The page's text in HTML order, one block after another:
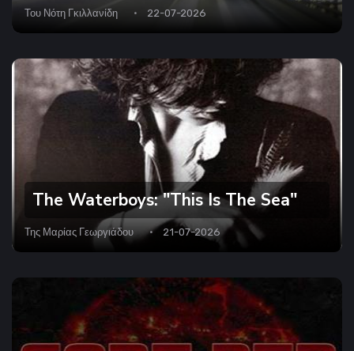
Του Νότη Γκιλλανίδη 22-07-2026
The Waterboys: "This Is The Sea"
Της Μαρίας Γεωργιάδου 21-07-2026